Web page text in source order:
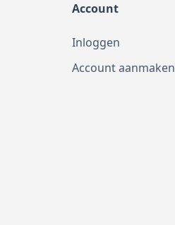
Account
Inloggen
Account aanmaken